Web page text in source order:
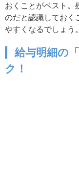
おくことがベスト。
のだと認識しておく
やすくなるでしょう。
給与明細の
ク！